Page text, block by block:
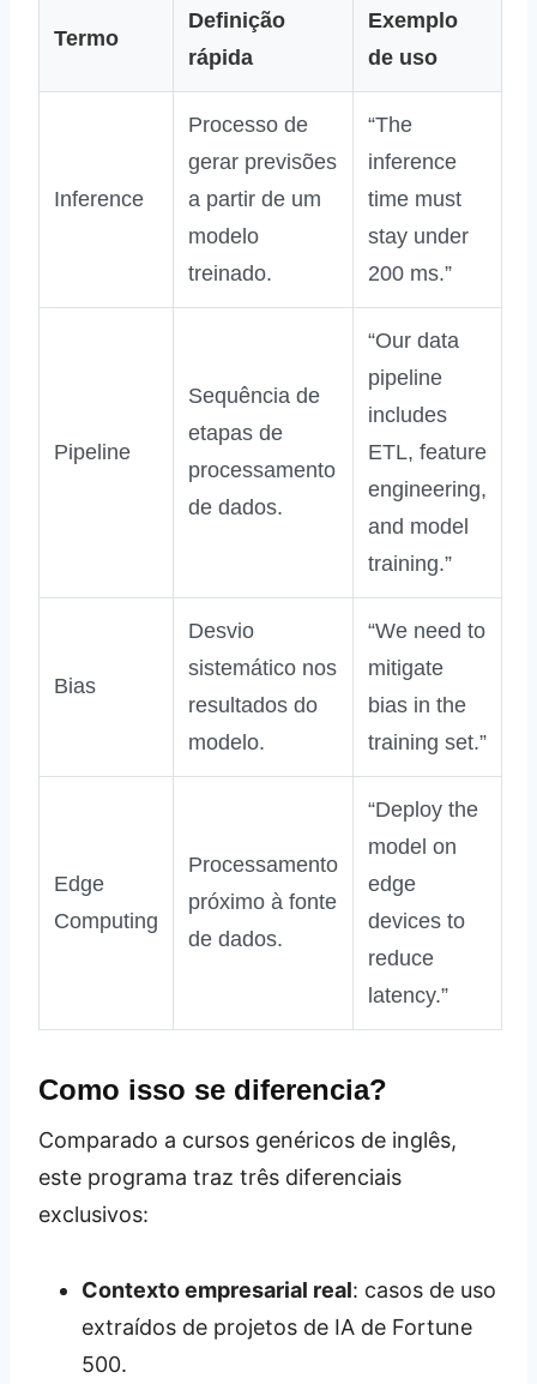
Termo
Definição
rápida
Exemplo
de uso
Inference
Processo de
gerar previsões
a partir de um
modelo
treinado.
“The
inference
time must
stay under
200 ms.”
Pipeline
Sequência de
etapas de
processamento
de dados.
“Our data
pipeline
includes
ETL, feature
engineering,
and model
training.”
Bias
Desvio
sistemático nos
resultados do
modelo.
“We need to
mitigate
bias in the
training set.”
Edge
Computing
Processamento
próximo à fonte
de dados.
“Deploy the
model on
edge
devices to
reduce
latency.”
Como isso se diferencia?
Comparado a cursos genéricos de inglês,
este programa traz três diferenciais
exclusivos:
Contexto empresarial real: casos de uso
extraídos de projetos de IA de Fortune
500.